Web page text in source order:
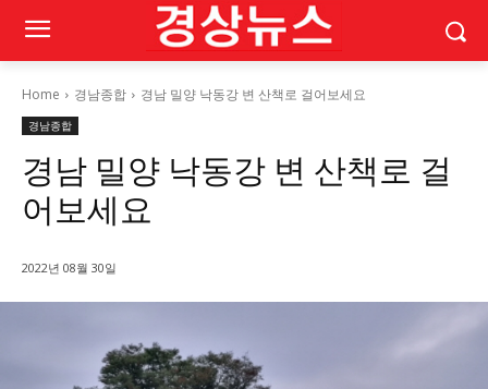
Home 경남종합 경남 밀양 낙동강 변 산책로 걸어보세요
경남종합
경남 밀양 낙동강 변 산책로 걸
어보세요
2022년 08월 30일